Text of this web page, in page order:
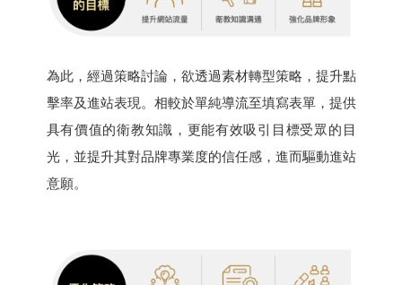
為此，經過策略討論，欲透過素材轉型策略，提升點
擊率及進站表現。相較於單純導流至填寫表單，提供
具有價值的衛教知識，更能有效吸引目標受眾的目
光，並提升其對品牌專業度的信任感，進而驅動進站
意願。